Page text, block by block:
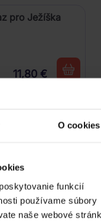
O cookies
funkcií
používame súbory
naše webové
pro Ježíška
11,80 €
let (2006 -